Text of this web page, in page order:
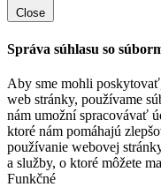
Close
Správa súhlasu so
Aby sme mohli
web stránky, používame
nám umožní spracovávať
ktoré nám pomáhajú
používanie webovej
a služby, o ktoré môžete
Funkčné